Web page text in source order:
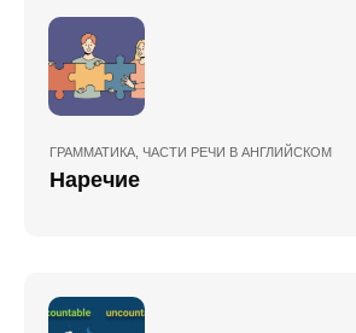
ГРАММАТИКА ЧАСТИ РЕЧИ В АНГЛИЙСКОМ
Наречие